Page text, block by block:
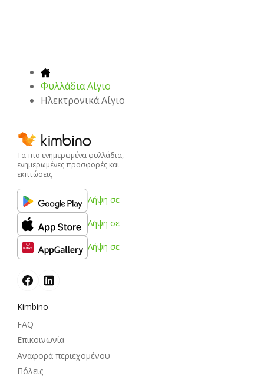
Φυλλάδια Αίγιο
Hλεκτρονικά Αίγιο
Τα πιο ενημερωμένα φυλλάδια,
ενημερωμένες προσφορές και
εκπτώσεις
Λήψη σε
Λήψη σε
Λήψη σε
Kimbino
FAQ
Επικοινωνία
Αναφορά περιεχομένου
Πόλεις